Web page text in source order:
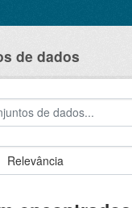
de dados